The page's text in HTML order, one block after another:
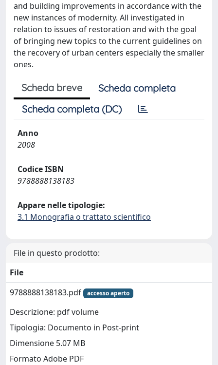
and building improvements in accordance with the
new instances of modernity. All investigated in
relation to issues of restoration and with the goal
of bringing new topics to the current guidelines on
the recovery of urban centers especially the smaller
ones.
Scheda breve
Scheda completa
Scheda completa (DC)
Anno
2008
Codice ISBN
9788888138183
Appare nelle tipologie:
3.1 Monografia o trattato scientifico
File in questo prodotto:
File
9788888138183.pdf
accesso aperto
Descrizione: pdf volume
Tipologia: Documento in Post-print
Dimensione 5.07 MB
Formato Adobe PDF